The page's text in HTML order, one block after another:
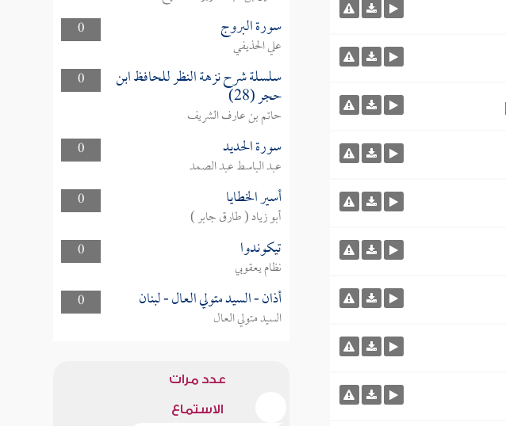
0
سورة البروج
علي الحذيفي
0
سلسلة شرح نزهة النظر للحافظ ابن
حجر (28)
حاتم بن عارف الشريف
0
سورة الحديد
عبد الباسط عبد الصمد
0
أسير الخطايا
أبو زياد ( طارق جابر )
0
تيكوندوا
نظام يعقوبي
0
أذان - السيد متولي العال - لبنان
السيد متولي العال
عدد مرات
الاستماع